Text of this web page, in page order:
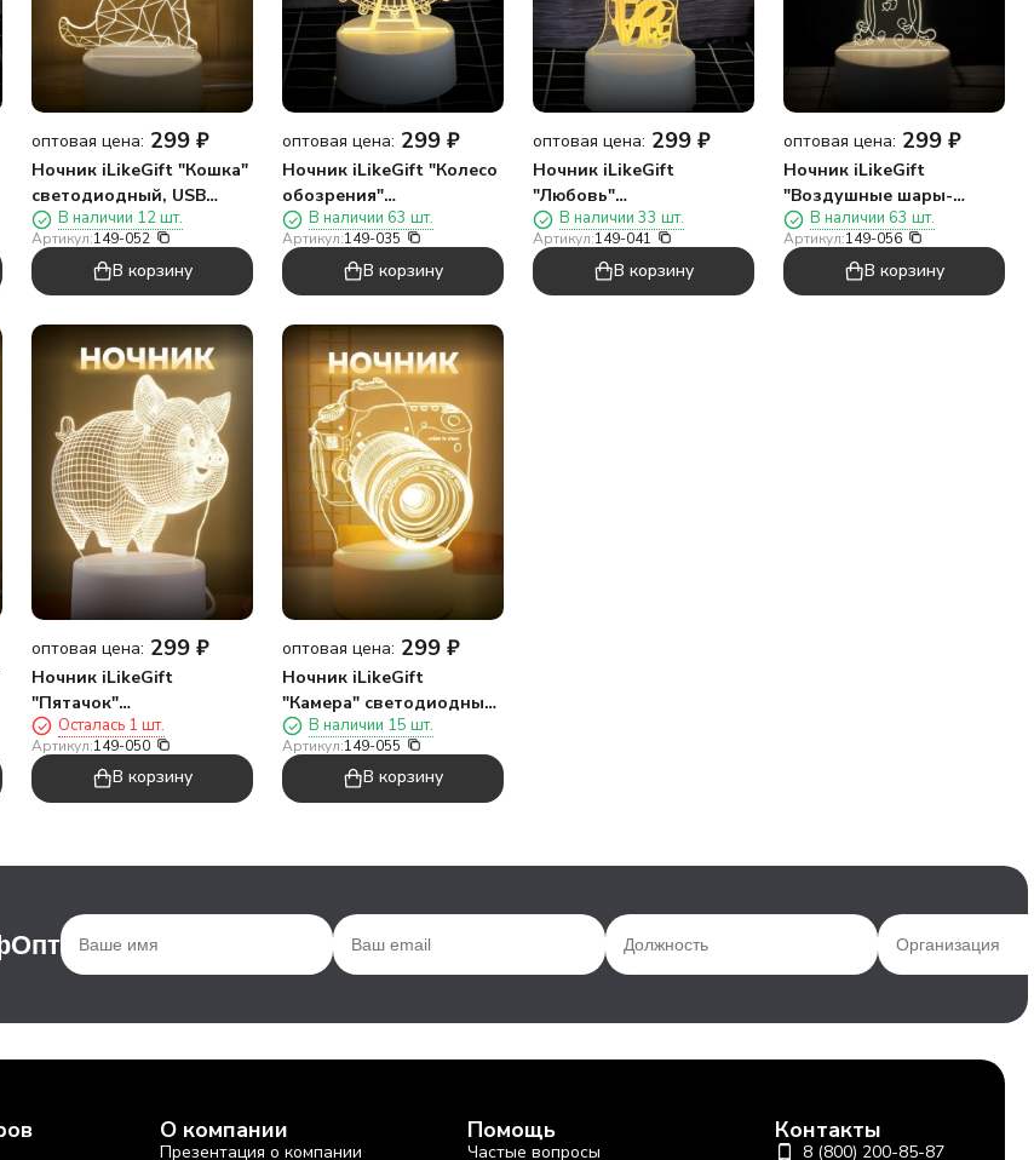
оптовая цена: 299 ₽
Ночник iLikeGift "Кошка"
светодиодный, USB
(9х20 см)
В наличии 12 шт.
Артикул:149-052
В корзину
оптовая цена: 299 ₽
Ночник iLikeGift "Колесо
обозрения"
светодиодный, USB
(9х18 см)
В наличии 63 шт.
Артикул:149-035
В корзину
оптовая цена: 299 ₽
Ночник iLikeGift
"Любовь"
светодиодный, USB
(9х19 см)
В наличии 33 шт.
Артикул:149-041
В корзину
оптовая цена: 299 ₽
Ночник iLikeGift
"Воздушные шары-
сердечки"
светодиодный, USB
(9х19 см)
В наличии 63 шт.
Артикул:149-056
В корзину
оптовая цена: 299 ₽
Ночник iLikeGift
"Пятачок"
светодиодный, USB
(9х19 см)
Осталась 1 шт.
Артикул:149-050
В корзину
оптовая цена: 299 ₽
Ночник iLikeGift
"Камера" светодиодный,
USB (9х18 см)
В наличии 15 шт.
Артикул:149-055
В корзину
О компании
Презентация о компании
Помощь
Частые вопросы
Контакты
8 (800) 200-85-87